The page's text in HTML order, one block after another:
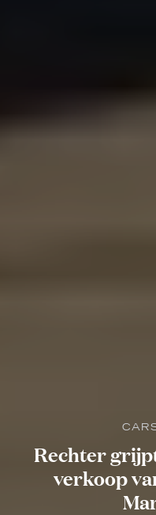
Rechter
verkoop